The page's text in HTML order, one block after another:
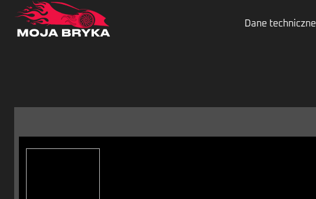
Dane techniczne